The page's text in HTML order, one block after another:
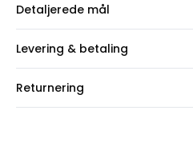
Detaljerede mål
Vælg rammestørrelse.
Levering & betaling
pakken typisk inden for 1-3 dage.
Returnering